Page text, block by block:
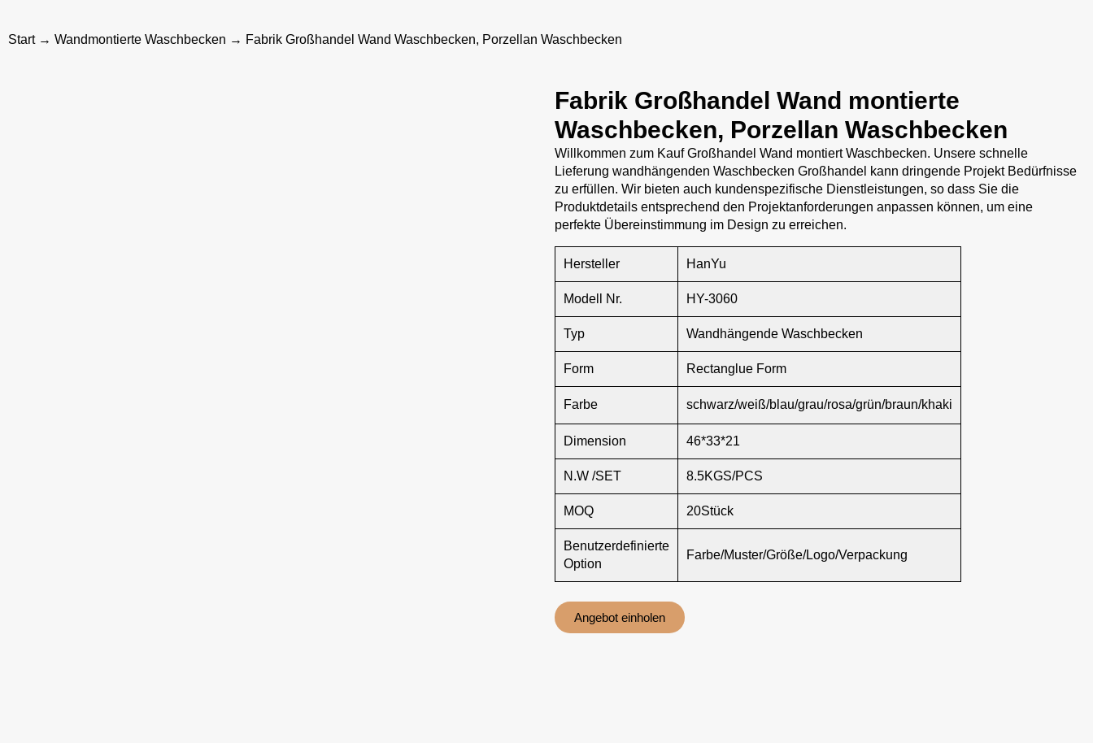
Start→ Wandmontierte Waschbecken → Fabrik Großhandel Wand Waschbecken, Porzellan Waschbecken
Fabrik Großhandel Wand montierte
Waschbecken, Porzellan Waschbecken
Willkommen zum Kauf Großhandel Wand montiert Waschbecken. Unsere schnelle
Lieferung wandhängenden Waschbecken Großhandel kann dringende Projekt Bedürfnisse
zu erfüllen. Wir bieten auch kundenspezifische Dienstleistungen, so dass Sie die
Produktdetails entsprechend den Projektanforderungen anpassen können, um eine
perfekte Übereinstimmung im Design zu erreichen.
Hersteller HanYu
Modell Nr. HY-3060
Typ Wandhängende Waschbecken
Form Rectanglue Form
Farbe schwarz/weiß/blau/grau/rosa/grün/braun/khaki
Dimension 46*33*21
N.W /SET 8.5KGS/PCS
MOQ 20Stück
Benutzerdefinierte
Option
Farbe/Muster/Größe/Logo/Verpackung
Angebot einholen